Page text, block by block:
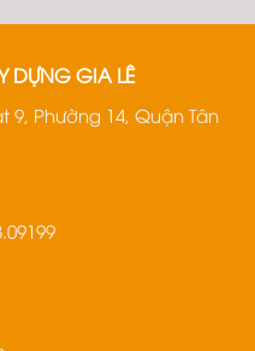
DỰNG GIA LÊ
9, Phường 14, Quận Tân